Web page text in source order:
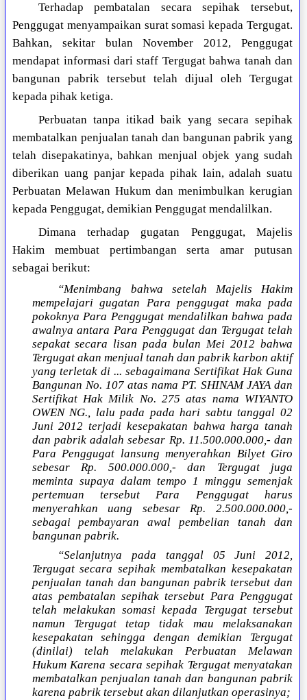
Terhadap pembatalan secara sepihak tersebut,
Penggugat menyampaikan surat somasi kepada Tergugat.
Bahkan, sekitar bulan November 2012, Penggugat
mendapat informasi dari staff Tergugat bahwa tanah dan
bangunan pabrik tersebut telah dijual oleh Tergugat
kepada pihak ketiga.
Perbuatan tanpa itikad baik yang secara sepihak
membatalkan penjualan tanah dan bangunan pabrik yang
telah disepakatinya, bahkan menjual objek yang sudah
diberikan uang panjar kepada pihak lain, adalah suatu
Perbuatan Melawan Hukum dan menimbulkan kerugian
kepada Penggugat, demikian Penggugat mendalilkan.
Dimana terhadap gugatan Penggugat, Majelis
Hakim membuat pertimbangan serta amar putusan
sebagai berikut:
“Menimbang bahwa setelah Majelis Hakim
mempelajari gugatan Para penggugat maka pada
pokoknya Para Penggugat mendalilkan bahwa pada
awalnya antara Para Penggugat dan Tergugat telah
sepakat secara lisan pada bulan Mei 2012 bahwa
Tergugat akan menjual tanah dan pabrik karbon aktif
yang terletak di ... sebagaimana Sertifikat Hak Guna
Bangunan No. 107 atas nama PT. SHINAM JAYA dan
Sertifikat Hak Milik No. 275 atas nama WIYANTO
OWEN NG., lalu pada pada hari sabtu tanggal 02
Juni 2012 terjadi kesepakatan bahwa harga tanah
dan pabrik adalah sebesar Rp. 11.500.000.000,- dan
Para Penggugat lansung menyerahkan Bilyet Giro
sebesar Rp. 500.000.000,- dan Tergugat juga
meminta supaya dalam tempo 1 minggu semenjak
pertemuan tersebut Para Penggugat harus
menyerahkan uang sebesar Rp. 2.500.000.000,-
sebagai pembayaran awal pembelian tanah dan
bangunan pabrik.
“Selanjutnya pada tanggal 05 Juni 2012,
Tergugat secara sepihak membatalkan kesepakatan
penjualan tanah dan bangunan pabrik tersebut dan
atas pembatalan sepihak tersebut Para Penggugat
telah melakukan somasi kepada Tergugat tersebut
namun Tergugat tetap tidak mau melaksanakan
kesepakatan sehingga dengan demikian Tergugat
(dinilai) telah melakukan Perbuatan Melawan
Hukum Karena secara sepihak Tergugat menyatakan
membatalkan penjualan tanah dan bangunan pabrik
karena pabrik tersebut akan dilanjutkan operasinya;